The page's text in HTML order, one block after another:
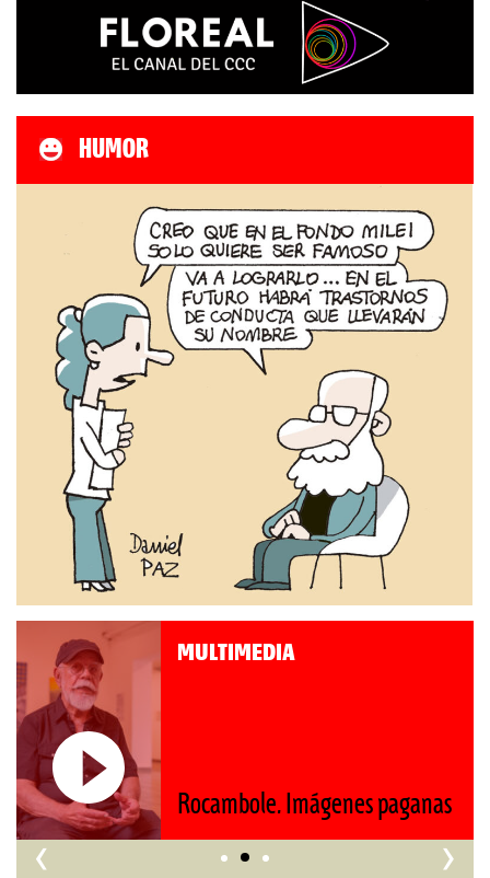
HUMOR
MULTIMEDIA
nos retrocede al siglo XIX»
‹ ›